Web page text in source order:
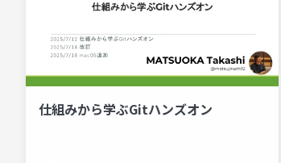
仕組みから学ぶGitハンズオン